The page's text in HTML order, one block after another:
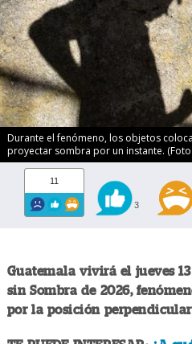
Durante el fenómeno, los objetos
proyectar sombra por un instante.
11
3
Guatemala vivirá el jueves
sin Sombra de 2026,
por la posición